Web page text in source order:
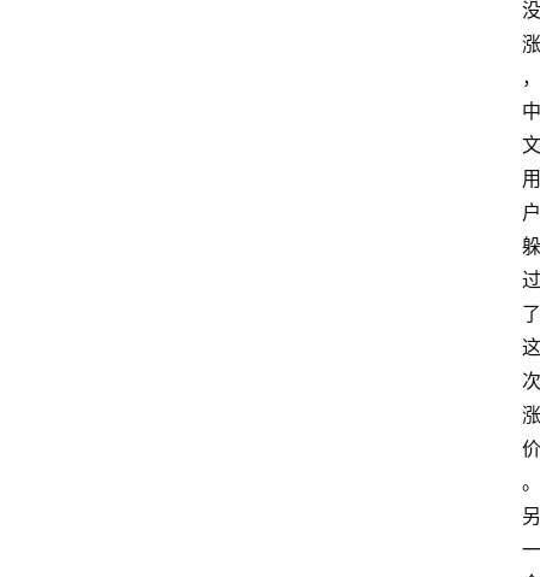
没
涨
，
中
文
用
户
躲
过
了
这
次
涨
价
。
另
一